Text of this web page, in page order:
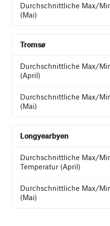
Tromsø
Longyearbyen